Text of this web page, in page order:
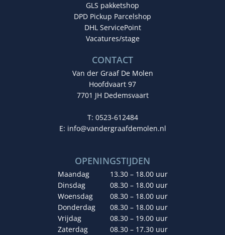
GLS pakketshop
DPD Pickup Parcelshop
DHL ServicePoint
Vacatures/stage
CONTACT
Van der Graaf De Molen
Hoofdvaart 97
7701 JH Dedemsvaart
T: 0523-612484
E: info@vandergraafdemolen.nl
OPENINGSTIJDEN
Maandag
13.30 – 18.00 uur
Dinsdag
08.30 – 18.00 uur
Woensdag
08.30 – 18.00 uur
Donderdag
08.30 – 18.00 uur
Vrijdag
08.30 – 19.00 uur
Zaterdag
08.30 – 17.30 uur